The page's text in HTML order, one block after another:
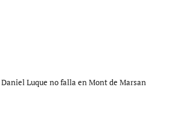
Daniel Luque no falla en Mont de Marsan